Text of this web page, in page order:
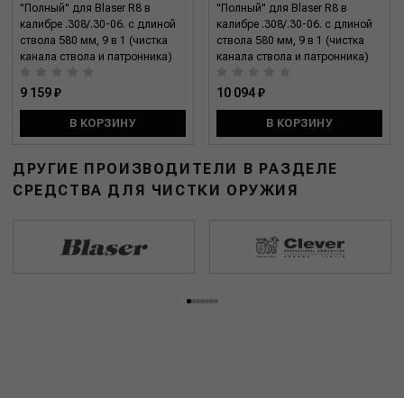
"Полный" для Blaser R8 в
калибре .308/.30-06. с длиной
ствола 580 мм, 9 в 1 (чистка
канала ствола и патронника)
9 159 ₽
В КОРЗИНУ
"Полный" для Blaser R8 в
калибре .308/.30-06. с длиной
ствола 580 мм, 9 в 1 (чистка
канала ствола и патронника)
10 094 ₽
В КОРЗИНУ
ДРУГИЕ ПРОИЗВОДИТЕЛИ В РАЗДЕЛЕ
СРЕДСТВА ДЛЯ ЧИСТКИ ОРУЖИЯ